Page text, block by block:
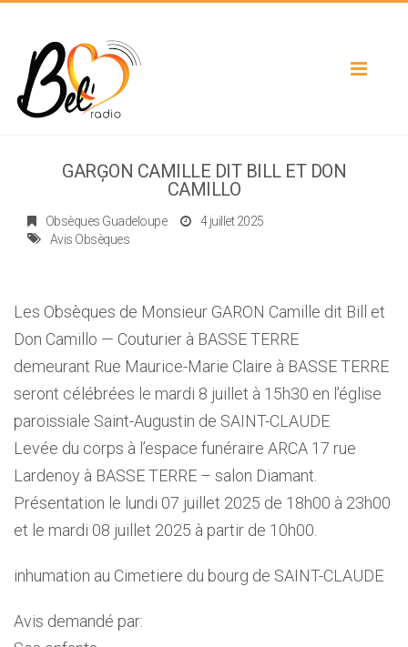
Toggle
GARĢON CAMILLE DIT BILL ET DON
CAMILLO
Obsèques Guadeloupe
4 juillet 2025
Avis Obsèques
Les Obsèques de Monsieur GARON Camille dit Bill et
Don Camillo — Couturier à BASSE TERRE
demeurant Rue Maurice-Marie Claire à BASSE TERRE
seront célébrées le mardi 8 juillet à 15h30 en l’église
paroissiale Saint-Augustin de SAINT-CLAUDE
Levée du corps à l’espace funéraire ARCA 17 rue
Lardenoy à BASSE TERRE – salon Diamant.
Présentation le lundi 07 juillet 2025 de 18h00 à 23h00
et le mardi 08 juillet 2025 à partir de 10h00.
inhumation au Cimetiere du bourg de SAINT-CLAUDE
Avis demandé par: